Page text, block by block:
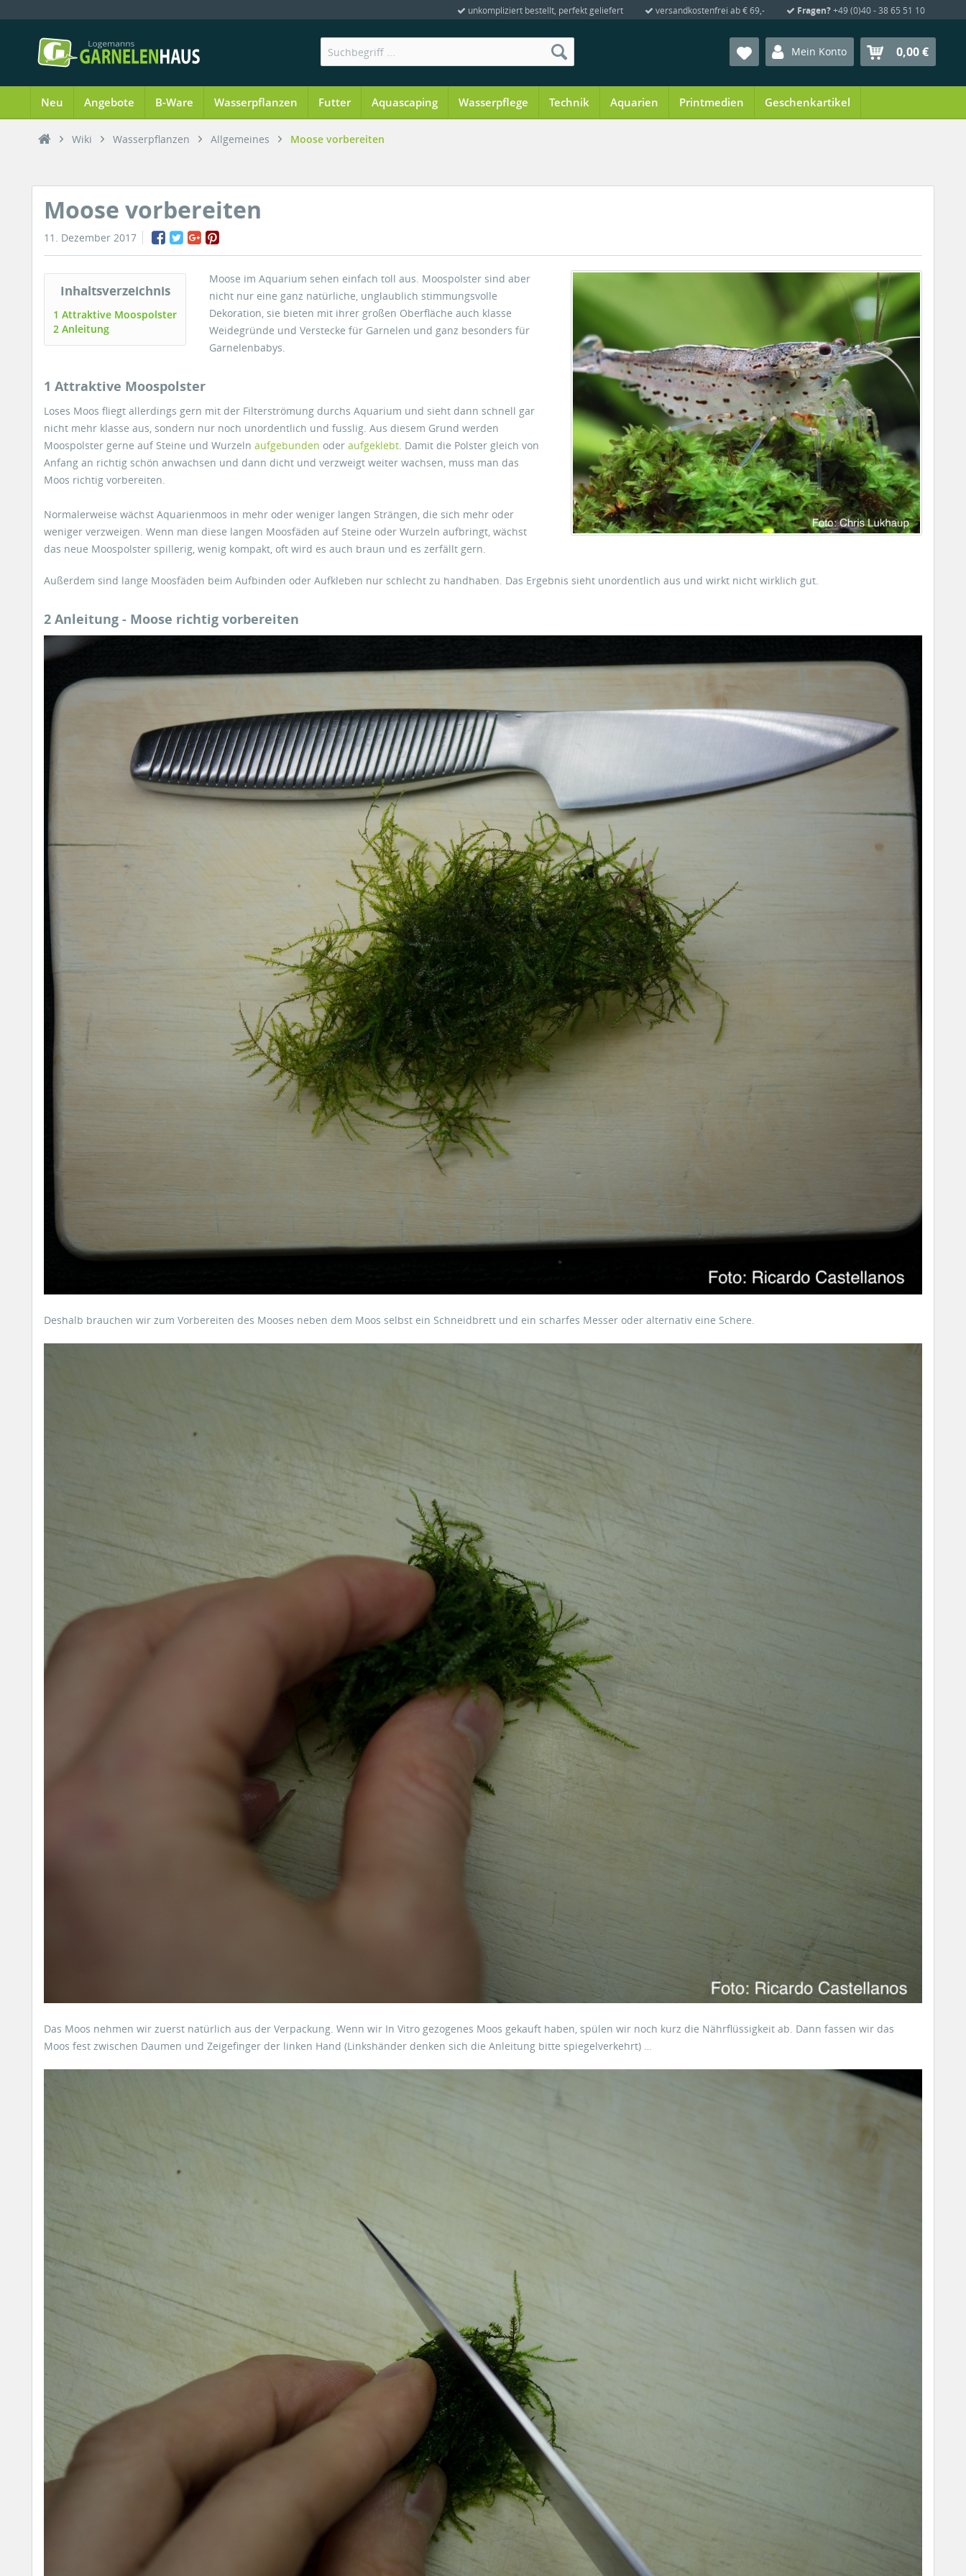
unkompliziert bestellt, perfekt geliefert versandkostenfrei ab € 69,- Fragen?+49 (0)40 - 38 65 51 10
Mein Konto 0,00 €
Neu Angebote B-Ware Wasserpflanzen Futter Aquascaping Wasserpflege Technik Aquarien Printmedien Geschenkartikel
Wiki Wasserpflanzen Allgemeines Moose vorbereiten
Moose vorbereiten
11. Dezember 2017
Inhaltsverzeichnis
1 Attraktive Moospolster
2 Anleitung
Moose im Aquarium sehen einfach toll aus. Moospolster sind aber
nicht nur eine ganz natürliche, unglaublich stimmungsvolle
Dekoration, sie bieten mit ihrer großen Oberfläche auch klasse
Weidegründe und Verstecke für Garnelen und ganz besonders für
Garnelenbabys.
1 Attraktive Moospolster
Loses Moos fliegt allerdings gern mit der Filterströmung durchs Aquarium und sieht dann schnell gar
nicht mehr klasse aus, sondern nur noch unordentlich und fusslig. Aus diesem Grund werden
Moospolster gerne auf Steine und Wurzeln aufgebunden oder aufgeklebt. Damit die Polster gleich von
Anfang an richtig schön anwachsen und dann dicht und verzweigt weiter wachsen, muss man das
Moos richtig vorbereiten.
Normalerweise wächst Aquarienmoos in mehr oder weniger langen Strängen, die sich mehr oder
weniger verzweigen. Wenn man diese langen Moosfäden auf Steine oder Wurzeln aufbringt, wächst
das neue Moospolster spillerig, wenig kompakt, oft wird es auch braun und es zerfällt gern.
Außerdem sind lange Moosfäden beim Aufbinden oder Aufkleben nur schlecht zu handhaben. Das Ergebnis sieht unordentlich aus und wirkt nicht wirklich gut.
2 Anleitung - Moose richtig vorbereiten
Deshalb brauchen wir zum Vorbereiten des Mooses neben dem Moos selbst ein Schneidbrett und ein scharfes Messer oder alternativ eine Schere.
Das Moos nehmen wir zuerst natürlich aus der Verpackung. Wenn wir In Vitro gezogenes Moos gekauft haben, spülen wir noch kurz die Nährflüssigkeit ab. Dann fassen wir das
Moos fest zwischen Daumen und Zeigefinger der linken Hand (Linkshänder denken sich die Anleitung bitte spiegelverkehrt) …